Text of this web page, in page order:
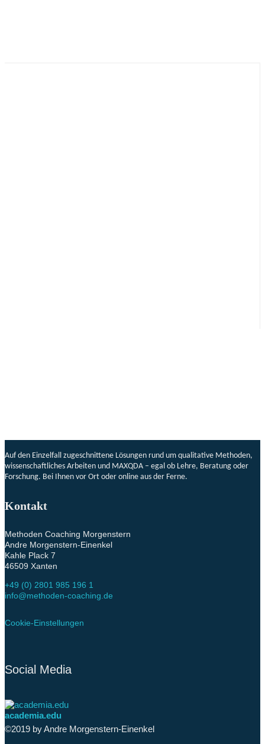
Auf den Einzelfall zugeschnittene Lösungen rund um qualitative Methoden,
wissenschaftliches Arbeiten und MAXQDA – egal ob Lehre, Beratung oder
Forschung. Bei Ihnen vor Ort oder online aus der Ferne.
Kontakt
Methoden Coaching Morgenstern
Andre Morgenstern-Einenkel
Kahle Plack 7
46509 Xanten
+49 (0) 2801 985 196 1
info@methoden-coaching.de
Cookie-Einstellungen
Social Media
academia.edu
©2019 by Andre Morgenstern-Einenkel